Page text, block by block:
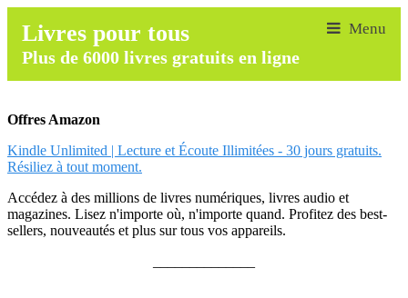
Livres pour tous
Plus de 6000 livres gratuits en ligne
Offres Amazon
Kindle Unlimited | Lecture et Écoute Illimitées - 30 jours gratuits.
Résiliez à tout moment.
Accédez à des millions de livres numériques, livres audio et
magazines. Lisez n'importe où, n'importe quand. Profitez des best-
sellers, nouveautés et plus sur tous vos appareils.